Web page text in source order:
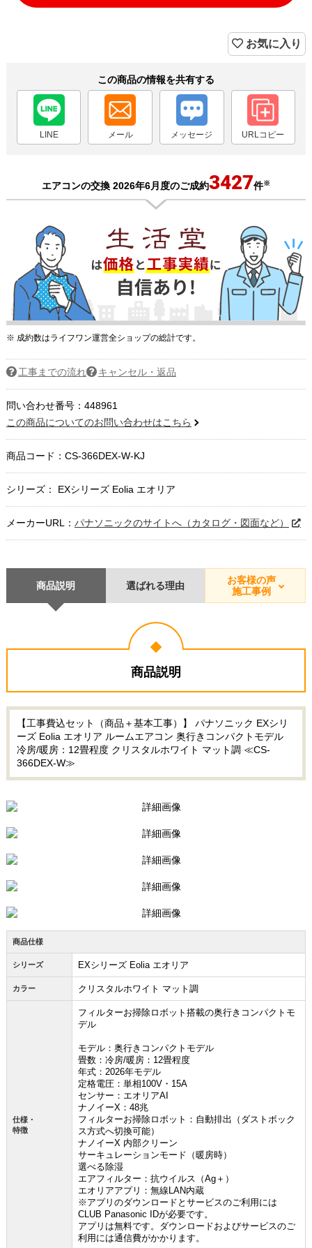
お買い物を続ける カートへ進む
お気に入り
この商品の情報を共有する
LINE メール メッセージ URLコピー
エアコンの交換 2026年6月度のご成約3427件※
※ 成約数はライフワン運営全ショップの総計です。
工事までの流れ キャンセル・返品
問い合わせ番号：448961
この商品についてのお問い合わせはこちら
商品コード： CS-366DEX-W-KJ
シリーズ： EXシリーズ Eolia エオリア
メーカーURL： パナソニックのサイトへ（カタログ・図面など）
商品説明 選ばれる理由
お客様の声
施工事例
商品説明
【工事費込セット（商品＋基本工事）】 パナソニック EXシリ
ーズ Eolia エオリア ルームエアコン 奥行きコンパクトモデル
冷房/暖房：12畳程度 クリスタルホワイト マット調 ≪CS-
366DEX-W≫
商品仕様
シリーズ EXシリーズ Eolia エオリア
カラー クリスタルホワイト マット調
仕様・
特徴
フィルターお掃除ロボット搭載の奥行きコンパクトモ
デル
モデル：奥行きコンパクトモデル
畳数：冷房/暖房：12畳程度
年式：2026年モデル
定格電圧：単相100V・15A
センサー：エオリアAI
ナノイーX：48兆
フィルターお掃除ロボット：自動排出（ダストボック
ス方式へ切換可能）
ナノイーX 内部クリーン
サーキュレーションモード（暖房時）
選べる除湿
エアフィルター：抗ウイルス（Ag＋）
エオリアアプリ：無線LAN内蔵
※アプリのダウンロードとサービスのご利用には
CLUB Panasonic IDが必要です。
アプリは無料です。ダウンロードおよびサービスのご
利用には通信費がかかります。